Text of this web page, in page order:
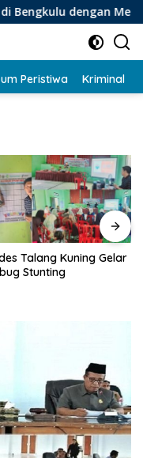
Meningkatkan
Peristiwa Kriminal
Talang Kuning Gelar
Stunting